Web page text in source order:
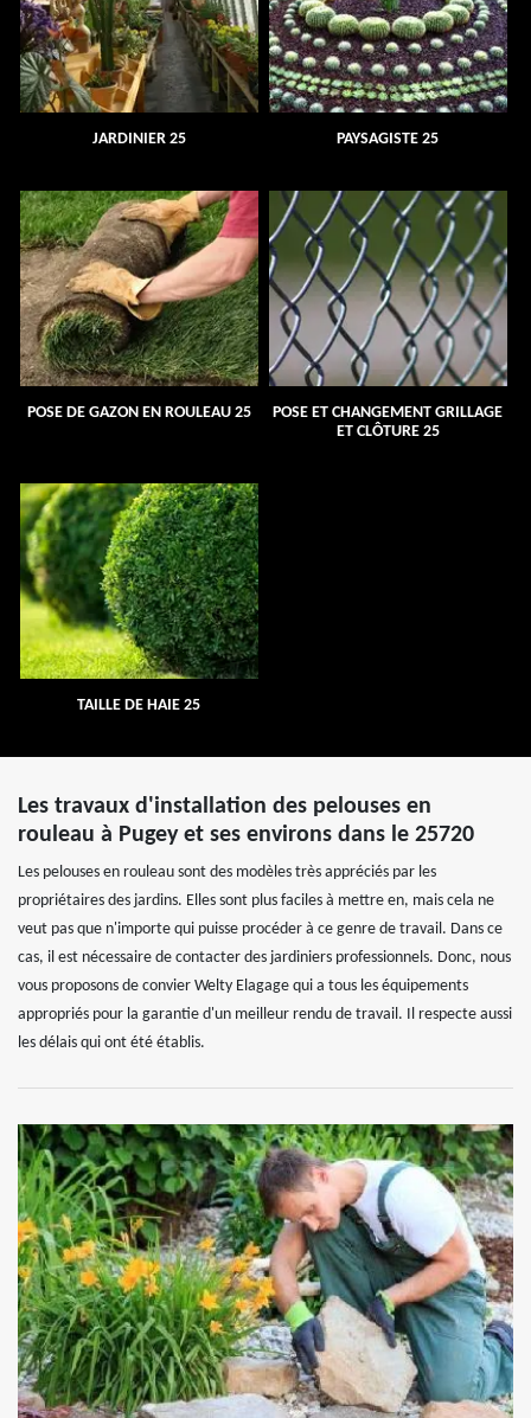
JARDINIER 25 PAYSAGISTE 25
POSE DE GAZON EN ROULEAU 25
POSE ET CHANGEMENT GRILLAGE
ET CLÔTURE 25
TAILLE DE HAIE 25
Les travaux d'installation des pelouses en
rouleau à Pugey et ses environs dans le 25720
Les pelouses en rouleau sont des modèles très appréciés par les
propriétaires des jardins. Elles sont plus faciles à mettre en, mais cela ne
veut pas que n'importe qui puisse procéder à ce genre de travail. Dans ce
cas, il est nécessaire de contacter des jardiniers professionnels. Donc, nous
vous proposons de convier Welty Elagage qui a tous les équipements
appropriés pour la garantie d'un meilleur rendu de travail. Il respecte aussi
les délais qui ont été établis.